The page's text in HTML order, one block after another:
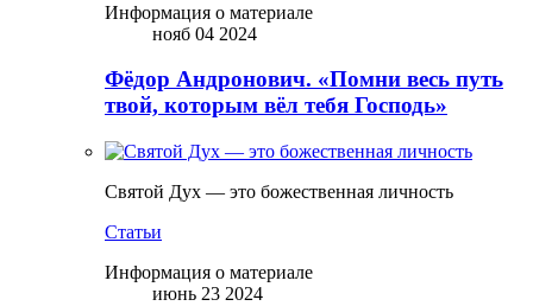
Информация о материале
нояб 04 2024
Фёдор Андронович. «Помни весь путь
твой, которым вёл тебя Господь»
Святой Дух — это божественная личность
Статьи
Информация о материале
июнь 23 2024